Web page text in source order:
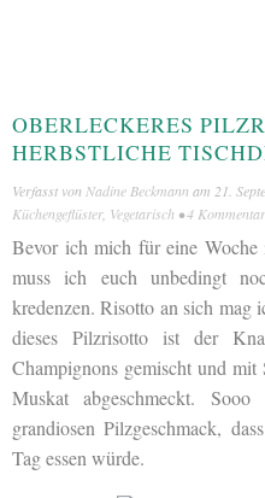
OBERLECKERES
HERBSTLICHE
Verfasst von Nadine Beckmann am 21.
Küchengeflüster, Vegetarisch •4
Bevor ich mich für eine Woche
muss ich euch unbedingt
kredenzen. Risotto an sich mag
dieses Pilzrisotto ist der
Champignons gemischt und
Muskat abgeschmeckt.
grandiosen Pilzgeschmack,
Tag essen würde.